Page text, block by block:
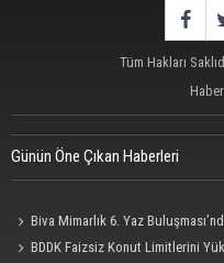
Tüm Hakları
Günün Öne Çıkan Haberleri
Biva Mimarlık 6. Yaz
BDDK Faizsiz Konut Limitlerini